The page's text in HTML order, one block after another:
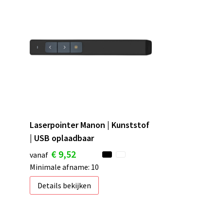
Laserpointer Manon | Kunststof
| USB oplaadbaar
vanaf € 9,52
Minimale afname: 10
Details bekijken